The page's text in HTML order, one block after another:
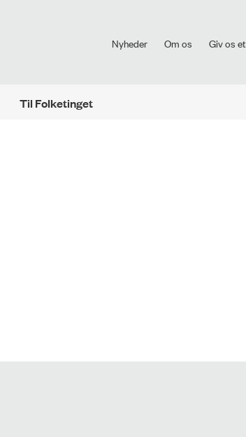
Nyheder Om os Giv os
Til Folketinget